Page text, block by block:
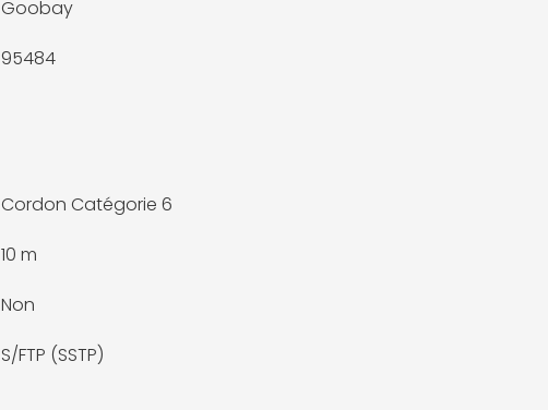
Goobay
95484
Cordon Catégorie 6
10 m
Non
S/FTP (SSTP)